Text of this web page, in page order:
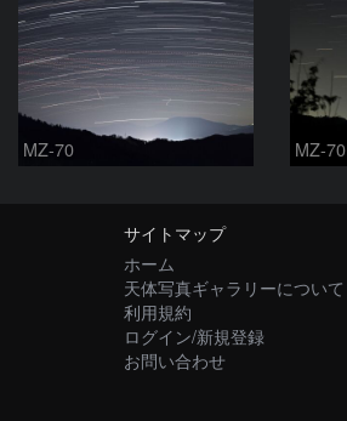
MZ-70 MZ-70
サイトマップ
ホーム
天体写真ギャラリーについて
利用規約
ログイン/新規登録
お問い合わせ